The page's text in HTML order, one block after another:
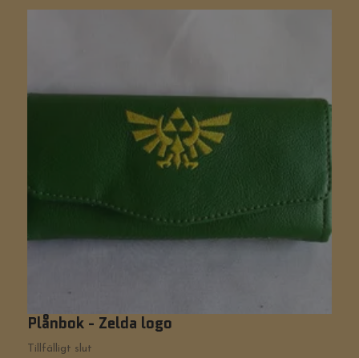
Plånbok - Zelda logo
Tillfälligt slut